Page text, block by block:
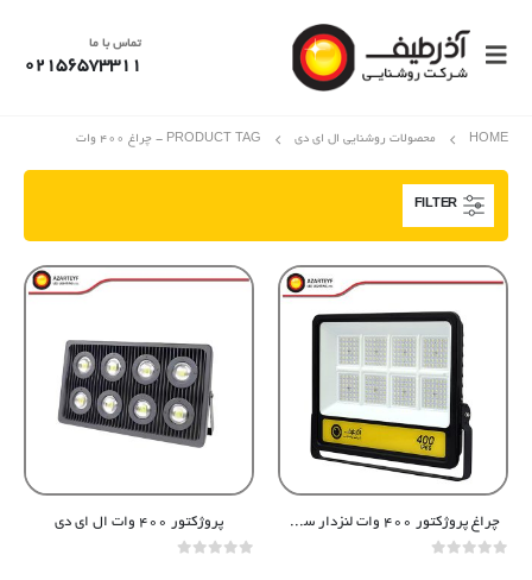
تماس با ما
02156573311
HOME محصولات روشنایی ال ای دی PRODUCT TAG - چراغ 400 وات
FILTER
چراغ پروژکتور ۴۰۰ وات لنزدار سری آلفا پروژکتور ۴۰۰ وات ال ای دی